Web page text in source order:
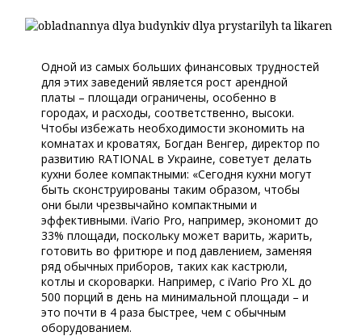
Одной из самых больших финансовых трудностей
для этих заведений является рост арендной
платы – площади ограничены, особенно в
городах, и расходы, соответственно, высоки.
Чтобы избежать необходимости экономить на
комнатах и кроватях, Богдан Венгер, директор по
развитию RATIONAL в Украине, советует делать
кухни более компактными: «Сегодня кухни могут
быть сконструированы таким образом, чтобы
они были чрезвычайно компактными и
эффективными. iVario Pro, например, экономит до
33% площади, поскольку может варить, жарить,
готовить во фритюре и под давлением, заменяя
ряд обычных приборов, таких как кастрюли,
котлы и скороварки. Например, с iVario Pro XL до
500 порций в день на минимальной площади – и
это почти в 4 раза быстрее, чем с обычным
оборудованием.